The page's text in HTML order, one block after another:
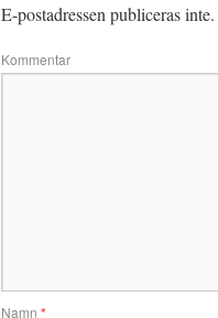
E-postadressen publiceras inte.
Kommentar
Namn *